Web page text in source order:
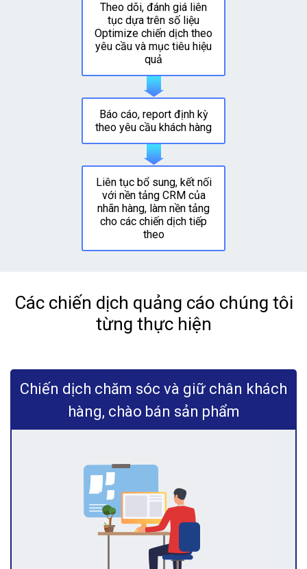
Theo dõi, đánh giá liên
tục dựa trên số liệu
Optimize chiến dịch theo
yêu cầu và mục tiêu hiệu
quả
Báo cáo, report định kỳ
theo yêu cầu khách hàng
Liên tục bổ sung, kết nối
với nền tảng CRM của
nhãn hàng, làm nền tảng
cho các chiến dịch tiếp
theo
Các chiến dịch quảng cáo chúng tôi
từng thực hiện
Chiến dịch chăm sóc và giữ chân khách
hàng, chào bán sản phẩm